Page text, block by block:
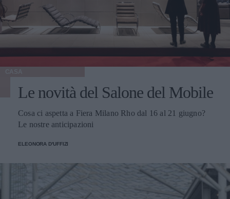
Le novità del Salone del Mobile
Cosa ci aspetta a Fiera Milano Rho dal 16 al 21 giugno?
Le nostre anticipazioni
ELEONORA D'UFFIZI